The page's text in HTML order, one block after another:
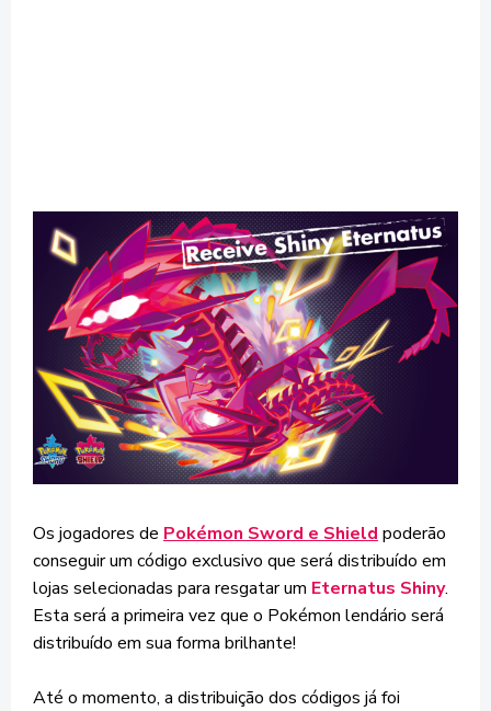
Os jogadores de Pokémon Sword e Shield poderão
conseguir um código exclusivo que será distribuído em
lojas selecionadas para resgatar um Eternatus Shiny.
Esta será a primeira vez que o Pokémon lendário será
distribuído em sua forma brilhante!
Até o momento, a distribuição dos códigos já foi